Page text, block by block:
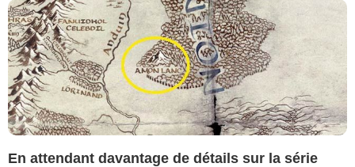
En attendant davantage de détails sur la série